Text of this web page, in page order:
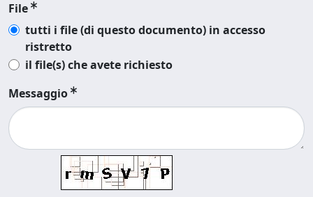
File
tutti i file (di questo documento) in accesso
ristretto
il file(s) che avete richiesto
Messaggio